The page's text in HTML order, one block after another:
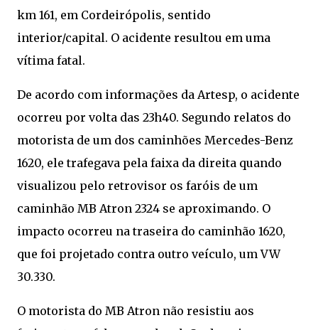
km 161, em Cordeirópolis, sentido
interior/capital. O acidente resultou em uma
vítima fatal.
De acordo com informações da Artesp, o acidente
ocorreu por volta das 23h40. Segundo relatos do
motorista de um dos caminhões Mercedes-Benz
1620, ele trafegava pela faixa da direita quando
visualizou pelo retrovisor os faróis de um
caminhão MB Atron 2324 se aproximando. O
impacto ocorreu na traseira do caminhão 1620,
que foi projetado contra outro veículo, um VW
30.330.
O motorista do MB Atron não resistiu aos